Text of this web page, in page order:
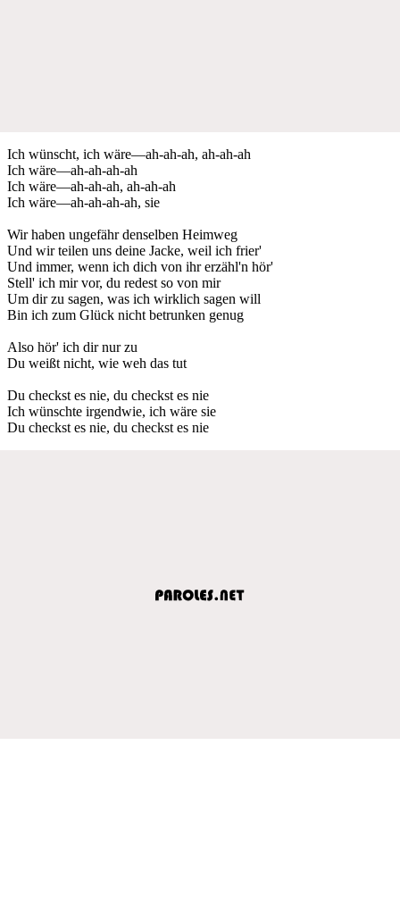
Ich wünscht, ich wäre—ah-ah-ah, ah-ah-ah
Ich wäre—ah-ah-ah-ah
Ich wäre—ah-ah-ah, ah-ah-ah
Ich wäre—ah-ah-ah-ah, sie
Wir haben ungefähr denselben Heimweg
Und wir teilen uns deine Jacke, weil ich frier'
Und immer, wenn ich dich von ihr erzähl'n hör'
Stell' ich mir vor, du redest so von mir
Um dir zu sagen, was ich wirklich sagen will
Bin ich zum Glück nicht betrunken genug
Also hör' ich dir nur zu
Du weißt nicht, wie weh das tut
Du checkst es nie, du checkst es nie
Ich wünschte irgendwie, ich wäre sie
Du checkst es nie, du checkst es nie